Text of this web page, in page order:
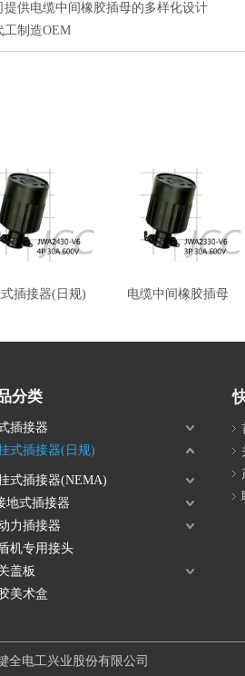
供电缆中间橡胶插母的多样化设计
工制造OEM
插接器(日规) 电缆中间橡胶插母
分类
插接器
式插接器(日规)
式插接器(NEMA)
地式插接器
力插接器
机专用接头
盖板
美术盒
全电工兴业股份有限公司